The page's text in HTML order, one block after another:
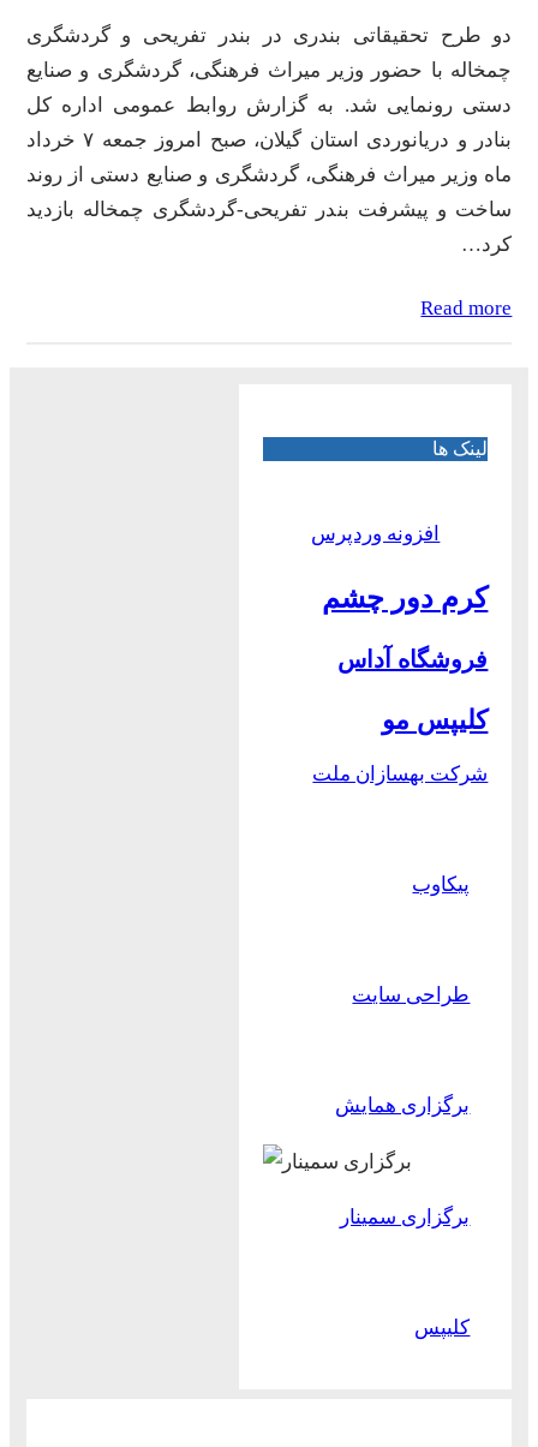
دو طرح تحقیقاتی بندری در بندر تفریحی و گردشگری
چمخاله با حضور وزیر میراث فرهنگی، گردشگری و صنایع
دستی رونمایی شد. به گزارش روابط عمومی اداره کل
بنادر و دریانوردی استان گیلان، صبح امروز جمعه ۷ خرداد
ماه وزیر میراث فرهنگی، گردشگری و صنایع دستی از روند
ساخت و پیشرفت بندر تفریحی-گردشگری چمخاله بازدید
کرد…
Read more
لینک ها
افزونه وردپرس
کرم دور چشم
فروشگاه آداس
کلیپس مو
شرکت بهسازان ملت
پیکاوب
طراحی سایت
برگزاری همایش
برگزاری سمینار
کلیپس